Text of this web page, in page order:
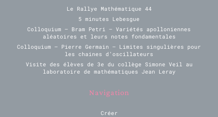
Le Rallye Mathématique 44
5 minutes Lebesgue
Colloquium – Bram Petri – Variétés apolloniennes
aléatoires et leurs notes fondamentales
Colloquium – Pierre Germain – Limites singulières pour
les chaines d’oscillateurs
Visite des élèves de 3e du collège Simone Veil au
laboratoire de mathématiques Jean Leray
Navigation
Créer